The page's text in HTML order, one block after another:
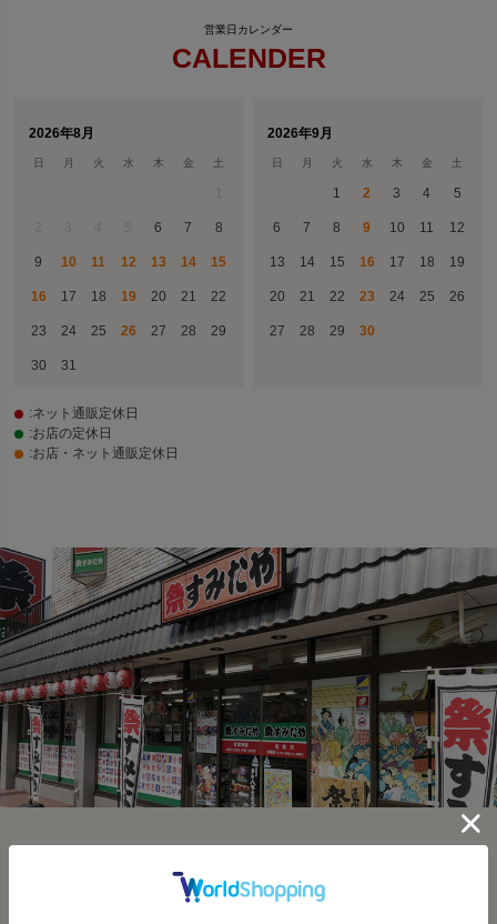
CALENDER
2026年8月
日 月 火 水 木 金 土
6 7 8
9 10 11 12 13 14 15
16 17 18 19 20 21 22
23 24 25 26 27 28 29
30 31
2026年9月
日 月 火 水 木 金 土
1 2 3 4 5
6 7 8 9 10 11 12
13 14 15 16 17 18 19
20 21 22 23 24 25 26
27 28 29 30
:ネット通販定休日
:お店の定休日
:お店・ネット通販定休日
SHOP